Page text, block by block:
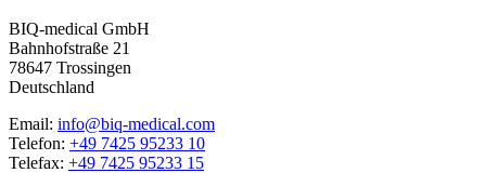
BIQ-medical GmbH
Bahnhofstraße 21
78647 Trossingen
Deutschland
Email: info@biq-medical.com
Telefon: +49 7425 95233 10
Telefax: +49 7425 95233 15